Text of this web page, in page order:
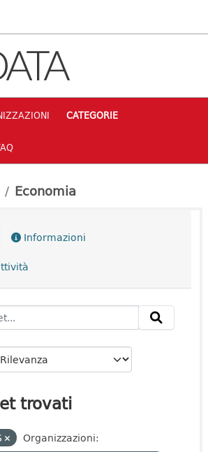
CATEGORIE
Economia
Informazioni
trovati
Organizzazioni: